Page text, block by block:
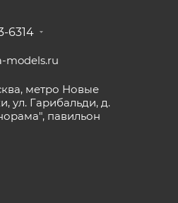
6314
models.ru
метро Новые
ул. Гарибальди, д.
павильон